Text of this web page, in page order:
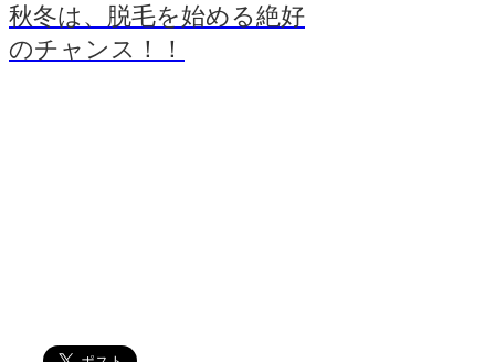
秋冬は、脱毛を始める絶好
のチャンス！！